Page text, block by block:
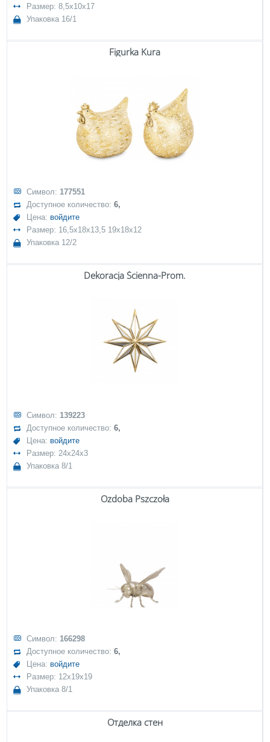
Размер: 8,5x10x17
Упаковка 16/1
Figurka Kura
Символ: 177551
Доступное количество:6,
Цена: войдите
Размер: 16,5x18x13,5 19x18x12
Упаковка 12/2
Dekoracja Ścienna-Prom.
Символ: 139223
Доступное количество:6,
Цена: войдите
Размер: 24x24x3
Упаковка 8/1
Ozdoba Pszczoła
Символ: 166298
Доступное количество:6,
Цена: войдите
Размер: 12x19x19
Упаковка 8/1
Отделка стен